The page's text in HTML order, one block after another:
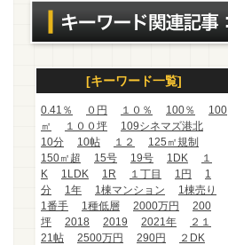
[キーワード一覧]
0.41％ ０円 １０％ 100％
100
㎡
１００坪
109シネマズ港北
10分
10帖 １２
125㎡規制
150㎡超
15号 19号 1DK
１
K
1LDK 1R １丁目 1円
1
分
1年 1棟マンション
1棟売り
1番手
1種低層 2000万円
200
坪
2018 2019 2021年
２１
21帖
2500万円 290円
２DK